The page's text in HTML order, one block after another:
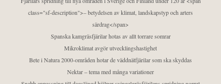
class="sf-description">– betydelsen av klimat, landskapstyp och arters
särdrag</span>
Spanska kamgräsfjärilar hotas av allt torrare somrar
Mikroklimat avgör utvecklingshastighet
Bete i Natura 2000-områden hotar de väddnätfjärilar som ska skyddas
Nektar – tema med många variationer